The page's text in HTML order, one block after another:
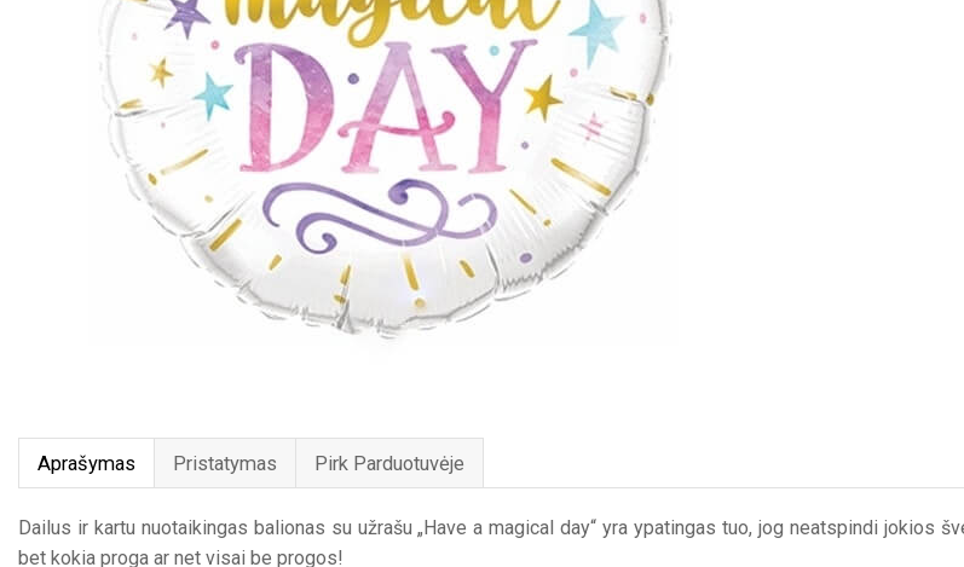
Aprašymas Pristatymas Pirk Parduotuvėje
Dailus ir kartu nuotaikingas balionas su užrašu „Have a magical day“ yra ypatingas tuo, jog neatspindi jokios
bet kokia proga ar net visai be progos!